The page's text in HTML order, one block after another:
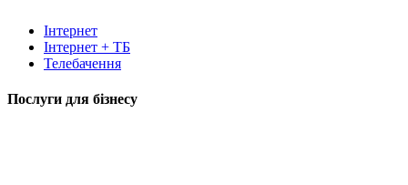
Інтернет
Інтернет + ТБ
Телебачення
Послуги для бізнесу